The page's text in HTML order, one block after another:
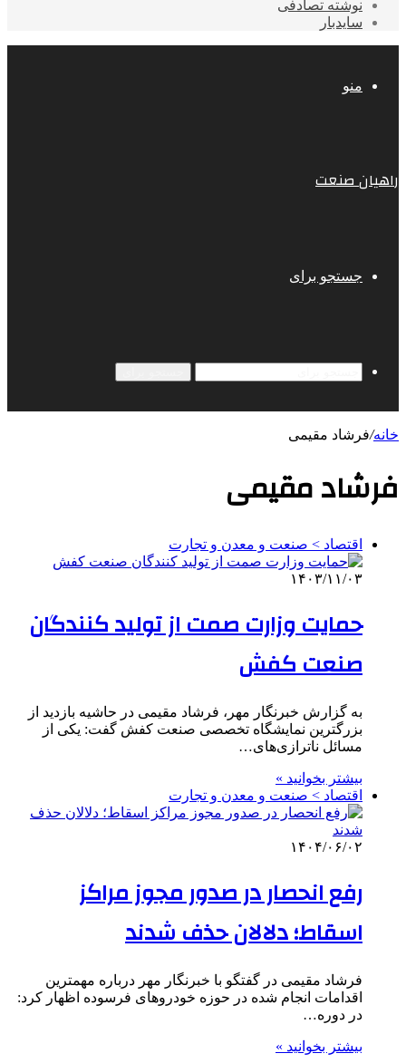
نوشته تصادفی
سایدبار
منو
راهیان صنعت
جستجو برای
خانه/فرشاد مقیمی
فرشاد مقیمی
اقتصاد > صنعت و معدن و تجارت
۱۴۰۳/۱۱/۰۳
حمایت وزارت صمت از تولید کنندگان
صنعت کفش
به گزارش خبرنگار مهر، فرشاد مقیمی در حاشیه بازدید از
بزرگترین نمایشگاه تخصصی صنعت کفش گفت: یکی از
مسائل ناترازی‌های…
بیشتر بخوانید »
اقتصاد > صنعت و معدن و تجارت
۱۴۰۴/۰۶/۰۲
رفع انحصار در صدور مجوز مراکز
اسقاط؛ دلالان حذف شدند
فرشاد مقیمی در گفتگو با خبرنگار مهر درباره مهمترین
اقدامات انجام شده در حوزه خودروهای فرسوده اظهار کرد:
در دوره…
بیشتر بخوانید »